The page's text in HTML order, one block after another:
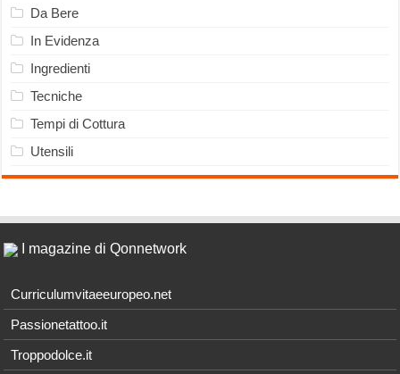
Da Bere
In Evidenza
Ingredienti
Tecniche
Tempi di Cottura
Utensili
I magazine di Qonnetwork
Curriculumvitaeeuropeo.net
Passionetattoo.it
Troppodolce.it